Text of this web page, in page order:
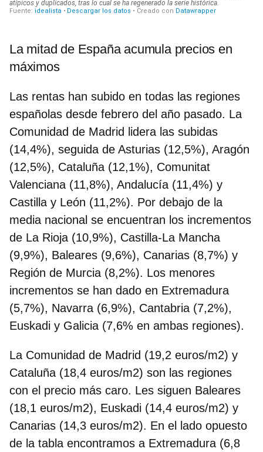
La mitad de España acumula precios en
máximos
Las rentas han subido en todas las regiones
españolas desde febrero del año pasado. La
Comunidad de Madrid lidera las subidas
(14,4%), seguida de Asturias (12,5%), Aragón
(12,5%), Cataluña (12,1%), Comunitat
Valenciana (11,8%), Andalucía (11,4%) y
Castilla y León (11,2%). Por debajo de la
media nacional se encuentran los incrementos
de La Rioja (10,9%), Castilla-La Mancha
(9,9%), Baleares (9,6%), Canarias (8,7%) y
Región de Murcia (8,2%). Los menores
incrementos se han dado en Extremadura
(5,7%), Navarra (6,9%), Cantabria (7,2%),
Euskadi y Galicia (7,6% en ambas regiones).
La Comunidad de Madrid (19,2 euros/m2) y
Cataluña (18,4 euros/m2) son las regiones
con el precio más caro. Les siguen Baleares
(18,1 euros/m2), Euskadi (14,4 euros/m2) y
Canarias (14,3 euros/m2). En el lado opuesto
de la tabla encontramos a Extremadura (6,8